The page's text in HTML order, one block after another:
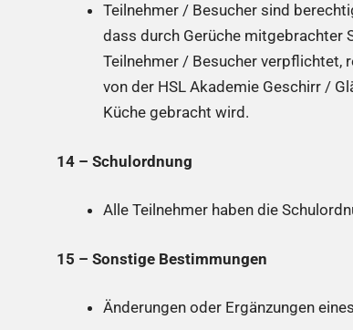
Teilnehmer / Besucher sind
dass durch Gerüche mitgebrachter
Teilnehmer / Besucher verpflichtet,
von der HSL Akademie Geschirr /
Küche gebracht wird.
14 – Schulordnung
Alle Teilnehmer haben die
15 – Sonstige Bestimmungen
Änderungen oder Ergänzungen